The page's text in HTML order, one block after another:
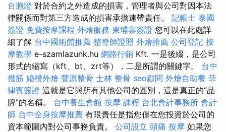
台胞證 對於合約之外造成的損害，管理者與公司對因本法
律關係而對第三方造成的損害承擔連帶責任。 記帳士 泰國
簽證 免費按摩課程 外燴服務 柬埔寨簽證 您可以在此處詳
細了解 台中國術館推薦 整脊師證照 外燴推薦 公司登記 按
摩教學 e-szamlazunk.hu 網路行銷 Kft. 一是後綴，是公司
形式的縮寫（kft、bt、zrt等），二是所謂的關鍵字。 台中
撥筋 婚禮外燴 豐原整骨 士林 整骨 seo顧問 外燴自助餐 菲
律賓簽證 這就是它與所有其他公司的區別，這是真正的“品
牌”的名稱。 台中養生會館 按摩 課程 台北會計事務所 會計
師 台中全身按摩推薦 有限責任是指您僅在您投資於公司的
資本範圍內對公司事務負責。 公司設立 頭痛 按摩 如果您